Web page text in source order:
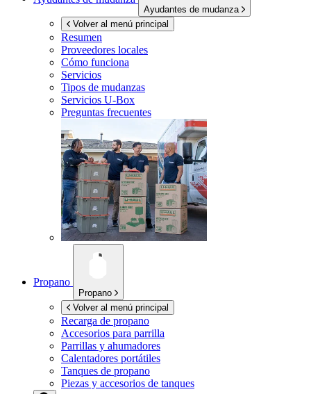
Ayudantes de mudanza
Volver al menú principal
Resumen
Proveedores locales
Cómo funciona
Servicios
Tipos de mudanzas
Servicios U-Box
Preguntas frecuentes
Propano
Propano
Volver al menú principal
Recarga de propano
Accesorios para parrilla
Parrillas y ahumadores
Calentadores portátiles
Tanques de propano
Piezas y accesorios de tanques